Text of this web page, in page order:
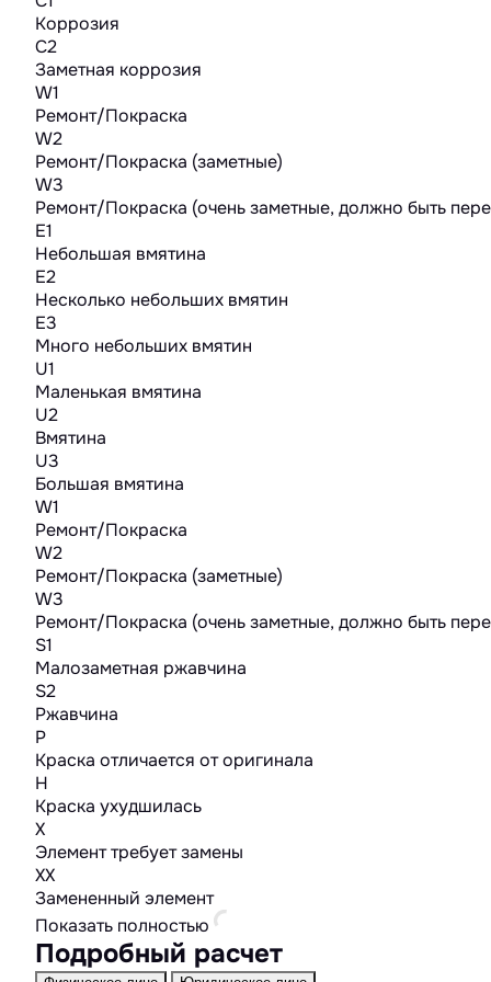
Коррозия
C2
Заметная коррозия
W1
Ремонт/Покраска
W2
Ремонт/Покраска (заметные)
W3
Ремонт/Покраска (очень заметные, должно быть
E1
Небольшая вмятина
E2
Несколько небольших вмятин
E3
Много небольших вмятин
U1
Маленькая вмятина
U2
Вмятина
U3
Большая вмятина
W1
Ремонт/Покраска
W2
Ремонт/Покраска (заметные)
W3
Ремонт/Покраска (очень заметные, должно быть
S1
Малозаметная ржавчина
S2
Ржавчина
P
Краска отличается от оригинала
H
Краска ухудшилась
X
Элемент требует замены
XX
Замененный элемент
Показать полностью
Подробный расчет